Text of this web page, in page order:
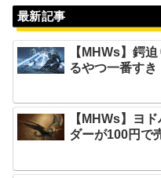
最新記事
【MHWs】鍔
るやつ一番すき
【MHWs】ヨ
ダーが100円で